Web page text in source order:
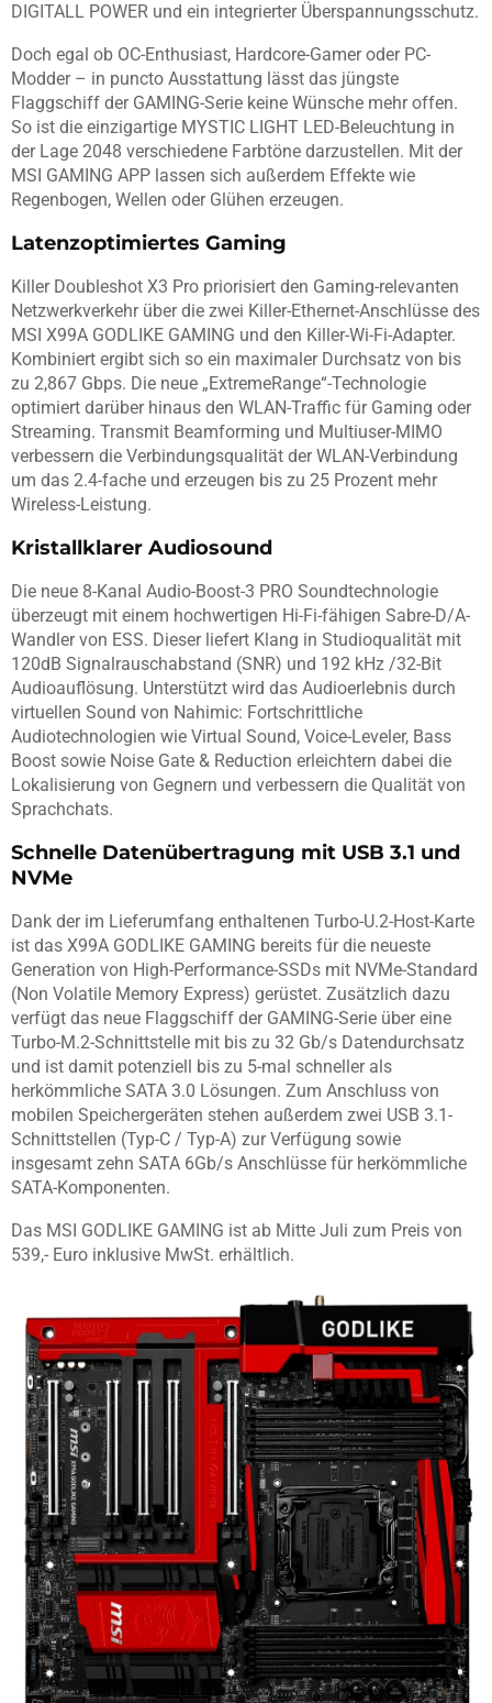
DIGITALL POWER und ein integrierter Überspannungsschutz.
Doch egal ob OC-Enthusiast, Hardcore-Gamer oder PC-
Modder – in puncto Ausstattung lässt das jüngste
Flaggschiff der GAMING-Serie keine Wünsche mehr offen.
So ist die einzigartige MYSTIC LIGHT LED-Beleuchtung in
der Lage 2048 verschiedene Farbtöne darzustellen. Mit der
MSI GAMING APP lassen sich außerdem Effekte wie
Regenbogen, Wellen oder Glühen erzeugen.
Latenzoptimiertes Gaming
Killer Doubleshot X3 Pro priorisiert den Gaming-relevanten
Netzwerkverkehr über die zwei Killer-Ethernet-Anschlüsse des
MSI X99A GODLIKE GAMING und den Killer-Wi-Fi-Adapter.
Kombiniert ergibt sich so ein maximaler Durchsatz von bis
zu 2,867 Gbps. Die neue „ExtremeRange“-Technologie
optimiert darüber hinaus den WLAN-Traffic für Gaming oder
Streaming. Transmit Beamforming und Multiuser-MIMO
verbessern die Verbindungsqualität der WLAN-Verbindung
um das 2.4-fache und erzeugen bis zu 25 Prozent mehr
Wireless-Leistung.
Kristallklarer Audiosound
Die neue 8-Kanal Audio-Boost-3 PRO Soundtechnologie
überzeugt mit einem hochwertigen Hi-Fi-fähigen Sabre-D/A-
Wandler von ESS. Dieser liefert Klang in Studioqualität mit
120dB Signalrauschabstand (SNR) und 192 kHz /32-Bit
Audioauflösung. Unterstützt wird das Audioerlebnis durch
virtuellen Sound von Nahimic: Fortschrittliche
Audiotechnologien wie Virtual Sound, Voice-Leveler, Bass
Boost sowie Noise Gate & Reduction erleichtern dabei die
Lokalisierung von Gegnern und verbessern die Qualität von
Sprachchats.
Schnelle Datenübertragung mit USB 3.1 und
NVMe
Dank der im Lieferumfang enthaltenen Turbo-U.2-Host-Karte
ist das X99A GODLIKE GAMING bereits für die neueste
Generation von High-Performance-SSDs mit NVMe-Standard
(Non Volatile Memory Express) gerüstet. Zusätzlich dazu
verfügt das neue Flaggschiff der GAMING-Serie über eine
Turbo-M.2-Schnittstelle mit bis zu 32 Gb/s Datendurchsatz
und ist damit potenziell bis zu 5-mal schneller als
herkömmliche SATA 3.0 Lösungen. Zum Anschluss von
mobilen Speichergeräten stehen außerdem zwei USB 3.1-
Schnittstellen (Typ-C / Typ-A) zur Verfügung sowie
insgesamt zehn SATA 6Gb/s Anschlüsse für herkömmliche
SATA-Komponenten.
Das MSI GODLIKE GAMING ist ab Mitte Juli zum Preis von
539,- Euro inklusive MwSt. erhältlich.